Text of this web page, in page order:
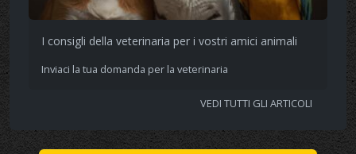
I consigli della veterinaria per i vostri amici animali
Inviaci la tua domanda per la veterinaria
VEDI TUTTI GLI ARTICOLI